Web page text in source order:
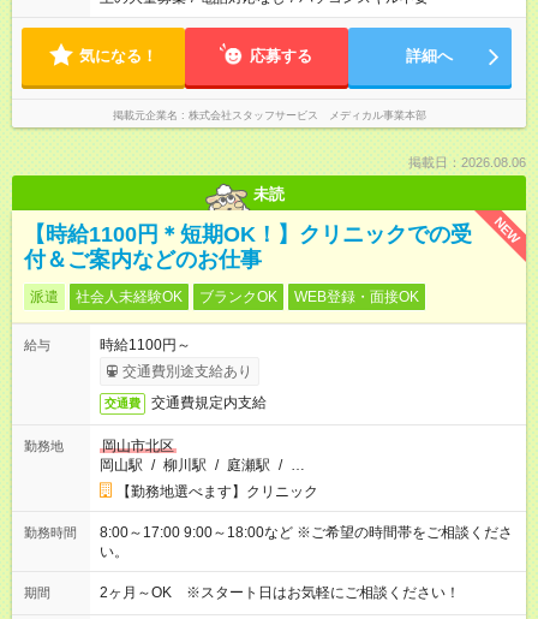
気になる！ 応募する 詳細へ
掲載元企業名 株式会社スタッフサービス メディカル事業本部
掲載日：2026.08.06
未読
NEW
【時給1100円＊短期OK！】クリニックでの受
付＆ご案内などのお仕事
派遣 社会人未経験OK ブランクOK WEB登録・面接OK
給与
時給1100円～
交通費別途支給あり
交通費 交通費規定内支給
勤務地
岡山市北区
岡山駅 / 柳川駅 / 庭瀬駅 / …
【勤務地選べます】クリニック
勤務時間
8:00～17:00 9:00～18:00など ※ご希望の時間帯をご相談くださ
い。
期間 2ヶ月～OK ※スタート日はお気軽にご相談ください！